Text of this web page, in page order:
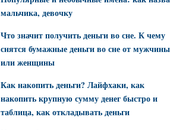
мальчика, девочку
Что значит получить деньги во сне. К чему
снятся бумажные деньги во сне от мужчины
или женщины
Как накопить деньги? Лайфхаки, как
накопить крупную сумму денег быстро и
таблица, как откладывать деньги